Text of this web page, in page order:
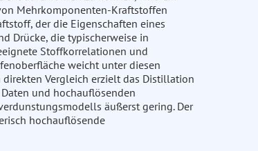
Mehrkomponenten-Kraftstoffen
der die Eigenschaften eines
Drücke, die typischerweise in
Stoffkorrelationen und
weicht unter diesen
Vergleich erzielt das Distillation
und hochauflösenden
äußerst gering. Der
hochauflösende